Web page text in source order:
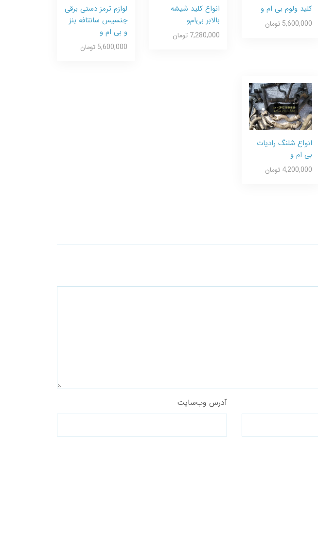
کلید ولوم بی ام و
5,600,000 تومان
انواع کلید شیشه
بالابر بی‌ام‌و
7,280,000 تومان
لوازم ترمز دستی برقی
جنسیس سانتافه بنز
و بی ام و
5,600,000 تومان
انواع شلنگ رادیات
بی ام و
4,200,000 تومان
آدرس وب‌سایت